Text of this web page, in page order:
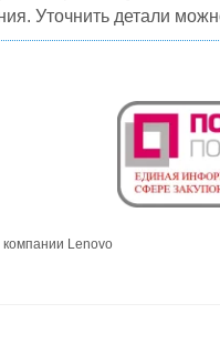
Уточнить детали
компании Lenovo